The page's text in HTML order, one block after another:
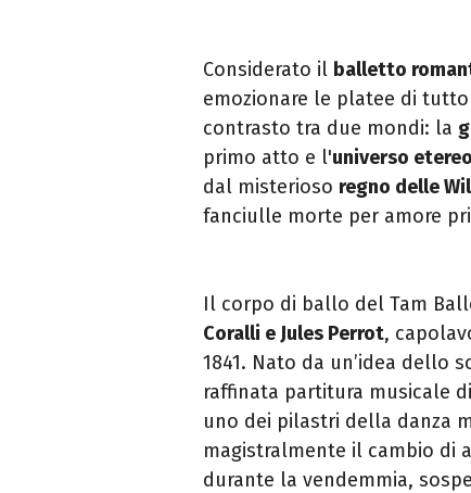
Considerato il balletto
emozionare le platee di
contrasto tra due mondi: la
primo atto e l'universo
dal misterioso regno delle
fanciulle morte per amore
Il corpo di ballo del Tam
Coralli e Jules Perrot,
1841. Nato da un’idea dello
raffinata partitura musicale di
uno dei pilastri della danza
magistralmente il cambio di
durante la vendemmia,